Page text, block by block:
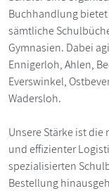
Buchhandlung
sämtliche
Gymnasien. Dabei
Ennigerloh, Ahlen,
Everswinkel,
Wadersloh.
Unsere Stärke ist
und effizienter
spezialisierten
Bestellung